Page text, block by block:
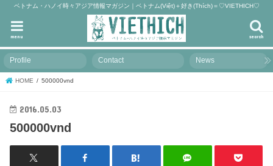
ベトナム・ハノイ時々アジア情報マガジン｜ベトナム(Việt)＋好き(Thích)＝♡VIETHICH♡
search
menu
Profile Contact News
HOME 500000vnd
2016.05.03
500000vnd